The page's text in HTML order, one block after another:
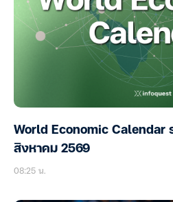
World Economic Calendar
สิงหาคม 2569
08:25 น.